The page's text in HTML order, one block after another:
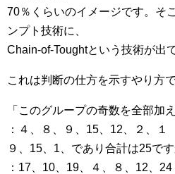
70％くらいのイメージです。そ
ンプト技術に、
Chain-of-Toughtという技術が出
これは判断の仕方を示すやり方
「このグループの奇数を全部加
：４、８、９、15、12、２、１
９、15、1、であり合計は25で
：17、10、19、４、８、12、